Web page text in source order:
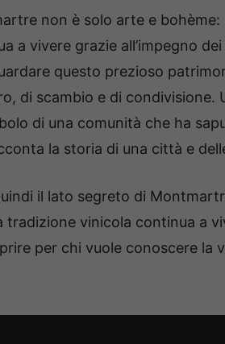
non è solo arte e bohème:
a vivere grazie all’impegno
questo prezioso
di scambio e di condivisione.
di una comunità che ha
la storia di una città e
il lato segreto di
tradizione vinicola continua a
per chi vuole conoscere la